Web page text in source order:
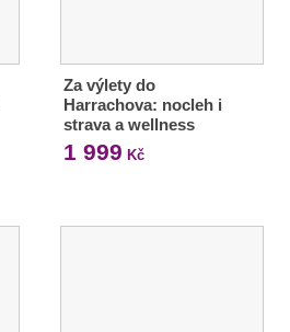
Za výlety do
Harrachova: nocleh i
strava a wellness
1 999 Kč